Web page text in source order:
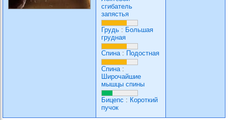
сгибатель
запястья
Грудь : Большая
грудная
Спина: Подостная
Спина:
Широчайшие
мышцы спины
Бицепс : Короткий
пучок